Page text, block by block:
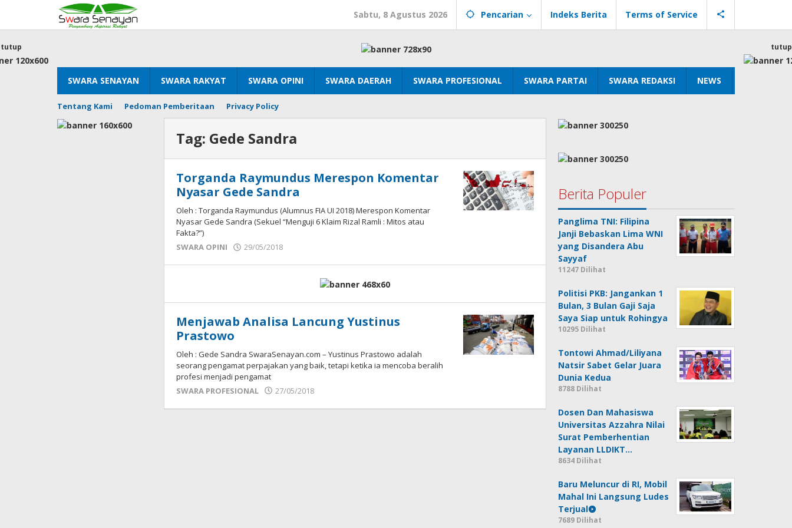
konten
Sabtu, 8 Agustus 2026 Pencarian Indeks Berita Terms of Service
SWARA SENAYAN SWARA RAKYAT SWARA OPINI SWARA DAERAH SWARA PROFESIONAL SWARA PARTAI SWARA REDAKSI NEWS
Tentang Kami Pedoman Pemberitaan Privacy Policy
tutup tutup
Tag: Gede Sandra
Torganda Raymundus Merespon Komentar
Nyasar Gede Sandra
Oleh : Torganda Raymundus (Alumnus FIA UI 2018) Merespon Komentar
Nyasar Gede Sandra (Sekuel “Menguji 6 Klaim Rizal Ramli : Mitos atau
Fakta?”)
SWARA OPINI
29/05/2018
Menjawab Analisa Lancung Yustinus
Prastowo
Oleh : Gede Sandra SwaraSenayan.com – Yustinus Prastowo adalah
seorang pengamat perpajakan yang baik, tetapi ketika ia mencoba beralih
profesi menjadi pengamat
SWARA PROFESIONAL
27/05/2018
Berita Populer
Panglima TNI: Filipina
Janji Bebaskan Lima WNI
yang Disandera Abu
Sayyaf
11247 Dilihat
Politisi PKB: Jangankan 1
Bulan, 3 Bulan Gaji Saja
Saya Siap untuk Rohingya
10295 Dilihat
Tontowi Ahmad/Liliyana
Natsir Sabet Gelar Juara
Dunia Kedua
8788 Dilihat
Dosen Dan Mahasiswa
Universitas Azzahra Nilai
Surat Pemberhentian
Layanan LLDIKT…
8634 Dilihat
Baru Meluncur di RI, Mobil
Mahal Ini Langsung Ludes
Terjual
7689 Dilihat